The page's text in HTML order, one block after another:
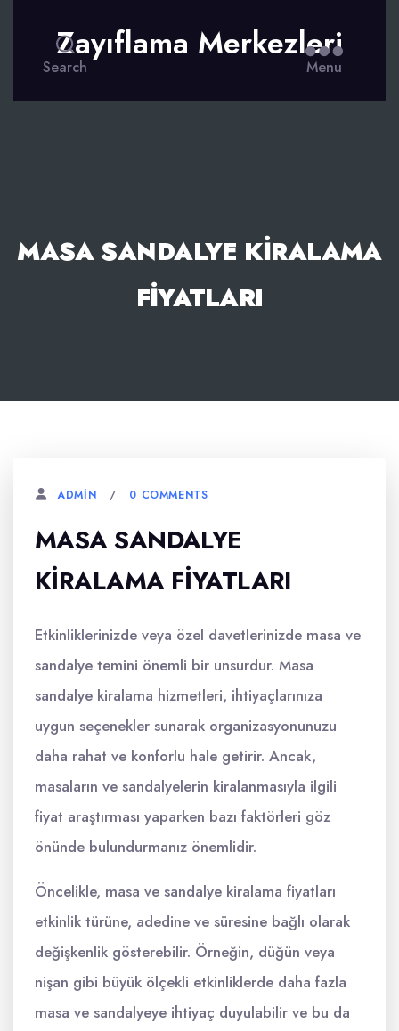
Search
Zayıflama Merkezleri
Menu
MASA SANDALYE KIRALAMA
FIYATLARI
ADMIN 0 COMMENTS
MASA SANDALYE
KIRALAMA FIYATLARI
Etkinliklerinizde veya özel davetlerinizde masa ve
sandalye temini önemli bir unsurdur. Masa
sandalye kiralama hizmetleri, ihtiyaçlarınıza
uygun seçenekler sunarak organizasyonunuzu
daha rahat ve konforlu hale getirir. Ancak,
masaların ve sandalyelerin kiralanmasıyla ilgili
fiyat araştırması yaparken bazı faktörleri göz
önünde bulundurmanız önemlidir.
Öncelikle, masa ve sandalye kiralama fiyatları
etkinlik türüne, adedine ve süresine bağlı olarak
değişkenlik gösterebilir. Örneğin, düğün veya
nişan gibi büyük ölçekli etkinliklerde daha fazla
masa ve sandalyeye ihtiyaç duyulabilir ve bu da